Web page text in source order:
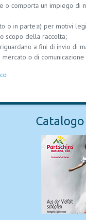
o comporta un impiego di
o in parte:a) per motivi
scopo della raccolta;
a fini di invio di
o di comunicazione
Catalogo